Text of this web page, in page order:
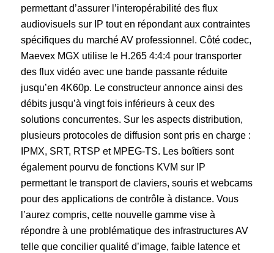
permettant d’assurer l’interopérabilité des flux
audiovisuels sur IP tout en répondant aux contraintes
spécifiques du marché AV professionnel. Côté codec,
Maevex MGX utilise le H.265 4:4:4 pour transporter
des flux vidéo avec une bande passante réduite
jusqu’en 4K60p. Le constructeur annonce ainsi des
débits jusqu’à vingt fois inférieurs à ceux des
solutions concurrentes. Sur les aspects distribution,
plusieurs protocoles de diffusion sont pris en charge :
IPMX, SRT, RTSP et MPEG-TS. Les boîtiers sont
également pourvu de fonctions KVM sur IP
permettant le transport de claviers, souris et webcams
pour des applications de contrôle à distance. Vous
l’aurez compris, cette nouvelle gamme vise à
répondre à une problématique des infrastructures AV
telle que concilier qualité d’image, faible latence et